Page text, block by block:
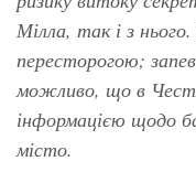
Мілла, так і з
пересторогою;
можливо, що в
інформацією щодо
місто.